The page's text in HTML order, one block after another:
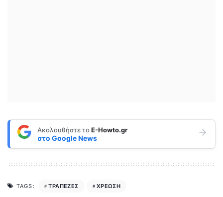
Ακολουθήστε τοE-Howto.gr
στο Google News
TAGS: ΤΡΑΠΕΖΕΣ ΧΡΕΩΣΗ